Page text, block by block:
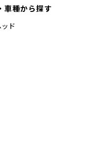
車種から探す
ド